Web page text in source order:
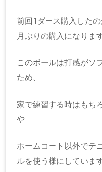
前回1ダース購入した
月ぶりの購入になります
このボールは打感がソ
ため、
家で練習する時はもち
や
ホームコート以外でテ
ルを使う様にしています